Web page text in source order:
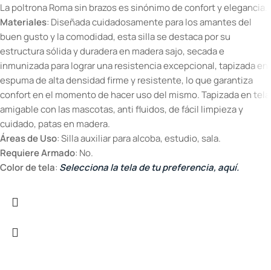
La poltrona Roma sin brazos es sinónimo de confort y elegancia.
Materiales: Diseñada cuidadosamente para los amantes del
buen gusto y la comodidad, esta silla se destaca por su
estructura sólida y duradera en madera sajo, secada e
inmunizada para lograr una resistencia excepcional, tapizada en
espuma de alta densidad firme y resistente, lo que garantiza
confort en el momento de hacer uso del mismo. Tapizada en tela
amigable con las mascotas, anti fluidos, de fácil limpieza y
cuidado, patas en madera.
Áreas de Uso: Silla auxiliar para alcoba, estudio, sala.
Requiere Armado: No.
Color de tela: Selecciona la tela de tu preferencia, aquí.